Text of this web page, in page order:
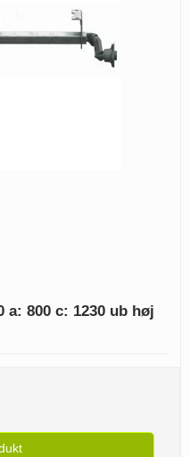
a: 800 c: 1230 ub høj